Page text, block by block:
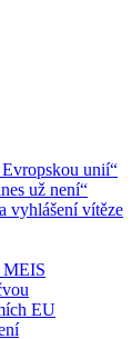
unií“
už není“
vyhlášení vítěze
MEIS
EU